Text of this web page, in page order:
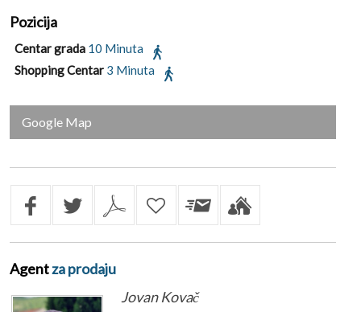
Pozicija
Centar grada 10 Minuta
Shopping Centar 3 Minuta
Google Map
Agentza prodaju
Jovan Kovač